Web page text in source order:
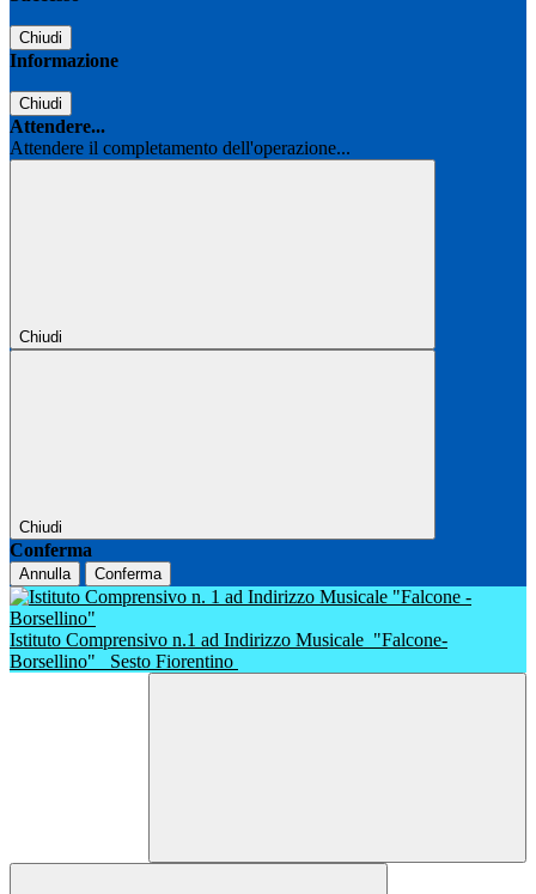
Chiudi
Informazione
Chiudi
Attendere...
Attendere il completamento dell'operazione...
Chiudi
Chiudi
Conferma
Annulla Conferma
Istituto Comprensivo n.1 ad Indirizzo Musicale "Falcone-
Borsellino"
Sesto Fiorentino